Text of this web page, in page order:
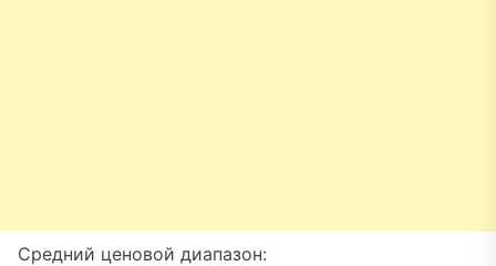
Средний ценовой диапазон: